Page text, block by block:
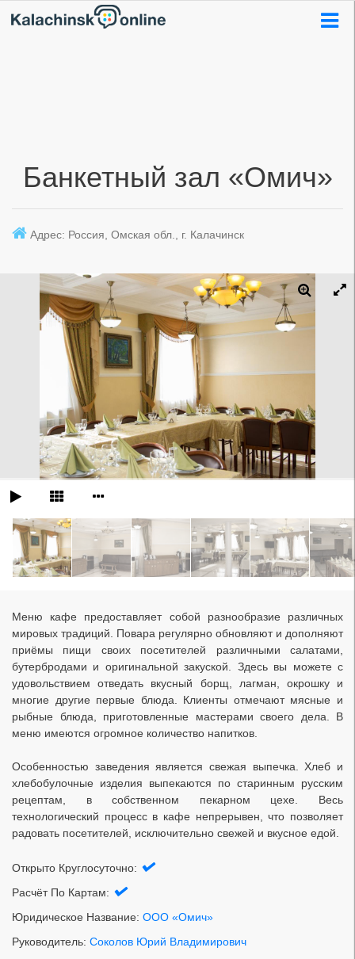
Банкетный зал «Омич»
Адрес: Россия, Омская обл., г. Калачинск
Меню кафе предоставляет собой разнообразие различных
мировых традиций. Повара регулярно обновляют и дополняют
приёмы пищи своих посетителей различными салатами,
бутербродами и оригинальной закуской. Здесь вы можете с
удовольствием отведать вкусный борщ, лагман, окрошку и
многие другие первые блюда. Клиенты отмечают мясные и
рыбные блюда, приготовленные мастерами своего дела. В
меню имеются огромное количество напитков.
Особенностью заведения является свежая выпечка. Хлеб и
хлебобулочные изделия выпекаются по старинным русским
рецептам, в собственном пекарном цехе. Весь
технологический процесс в кафе непрерывен, что позволяет
радовать посетителей, исключительно свежей и вкусное едой.
Открыто Круглосуточно:
Расчёт По Картам:
Юридическое Название: ООО «Омич»
Руководитель: Соколов Юрий Владимирович